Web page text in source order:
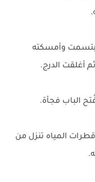
ابتسمت وأمسكته
أغلقت الدرج.
الباب فجأة.
المياه تنزل من